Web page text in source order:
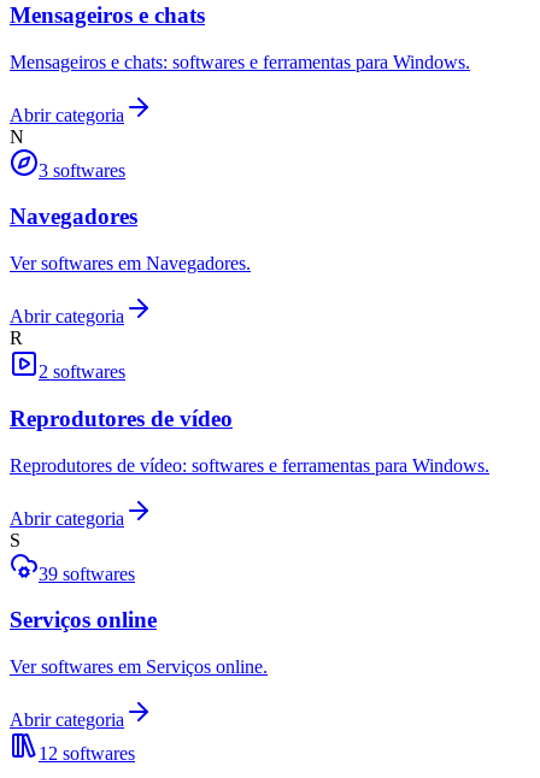
Mensageiros e chats
Mensageiros e chats: softwares e ferramentas para Windows.
Abrir categoria
N
3 softwares
Navegadores
Ver softwares em Navegadores.
Abrir categoria
R
2 softwares
Reprodutores de vídeo
Reprodutores de vídeo: softwares e ferramentas para Windows.
Abrir categoria
S
39 softwares
Serviços online
Ver softwares em Serviços online.
Abrir categoria
12 softwares